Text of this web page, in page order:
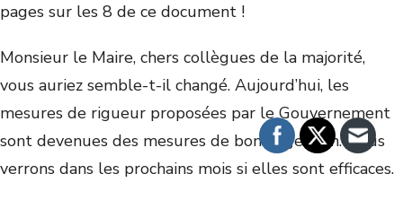
pages sur les 8 de ce document !
Monsieur le Maire, chers collègues de la majorité,
vous auriez semble-t-il changé. Aujourd’hui, les
mesures de rigueur proposées par le Gouvernement
sont devenues des mesures de bonne gestion. Nous
verrons dans les prochains mois si elles sont efficaces.